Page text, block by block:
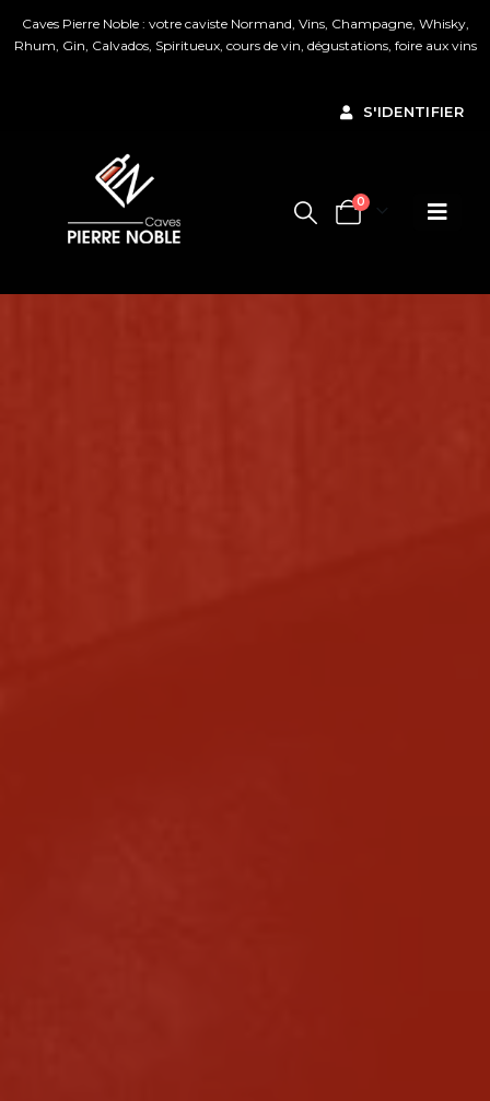
Caves Pierre Noble : votre caviste Normand, Vins, Champagne, Whisky,
Rhum, Gin, Calvados, Spiritueux, cours de vin, dégustations, foire aux vins
S'IDENTIFIER
0